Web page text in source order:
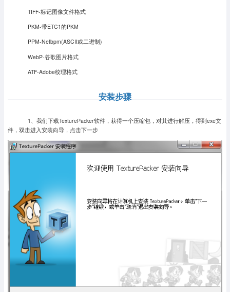
TIFF-标记图像文件格式
PKM-带ETC1的PKM
PPM-Netbpm(ASCII或二进制)
WebP-谷歌图片格式
ATF-Adobe纹理格式
安装步骤
1、我们下载TexturePacker软件，获得一个压缩包，对其进行解压，得到exe文
件，双击进入安装向导，点击下一步